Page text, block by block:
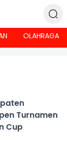
OLAHRAGA
Turnamen
Cup